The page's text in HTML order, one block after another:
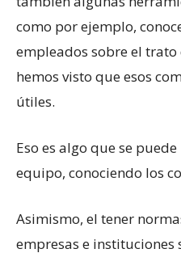
como por ejemplo,
empleados sobre el
hemos visto que esos
útiles.
Eso es algo que se
equipo, conociendo los
Asimismo, el tener
empresas e